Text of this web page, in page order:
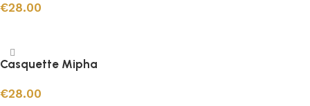
€28.00
Casquette Mipha
€28.00